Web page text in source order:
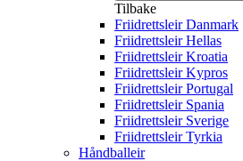
Tilbake
Friidrettsleir Danmark
Friidrettsleir Hellas
Friidrettsleir Kroatia
Friidrettsleir Kypros
Friidrettsleir Portugal
Friidrettsleir Spania
Friidrettsleir Sverige
Friidrettsleir Tyrkia
Håndballeir